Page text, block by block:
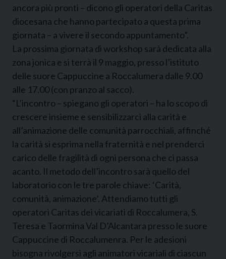
ancora più pronti – dicono gli operatori della Caritas
diocesana che hanno partecipato a questa prima
giornata – a vivere il secondo appuntamento”.
La prossima giornata di workshop sarà dedicata alla
zona jonica e si terrà il 9 maggio, presso l’istituto
delle suore Cappuccine a Roccalumera dalle 9.00
alle 17.00 (con pranzo al sacco).
“L’incontro – spiegano gli operatori – ha lo scopo di
crescere insieme e sensibilizzarci alla carità e
all’animazione delle comunità parrocchiali, affinché
la carità si esprima nella fraternità e nel prenderci
carico delle fragilità di ogni persona che ci passa
acanto. Il metodo dell’incontro sarà quello del
laboratorio con le tre parole chiave: ‘Carità,
comunità, animazione’. Attendiamo tutti gli
operatori Caritas dei vicariati di Roccalumera, S.
Teresa e Taormina Val D’Alcantara presso le suore
Cappuccine di Roccalumenra. Per le adesioni
bisogna rivolgersi agli animatori vicariali di ciascun